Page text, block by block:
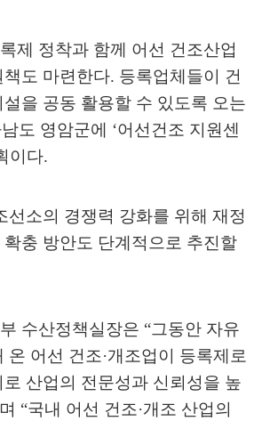
제 정착과 함께 어선 건조산업
도 마련한다. 등록업체들이 건
을 공동 활용할 수 있도록 오는
도 영암군에 ‘어선건조 지원센
이다.
선소의 경쟁력 강화를 위해 재정
충 방안도 단계적으로 추진할
수산정책실장은 “그동안 자유
온 어선 건조·개조업이 등록제로
산업의 전문성과 신뢰성을 높
며 “국내 어선 건조·개조 산업의